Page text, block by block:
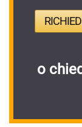
o